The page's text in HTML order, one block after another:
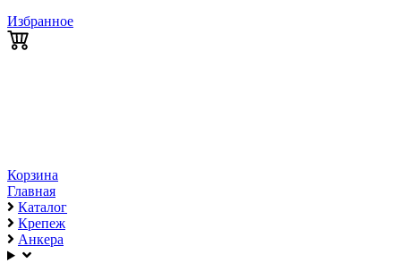
Избранное
Корзина
Главная
Каталог
Крепеж
Анкера